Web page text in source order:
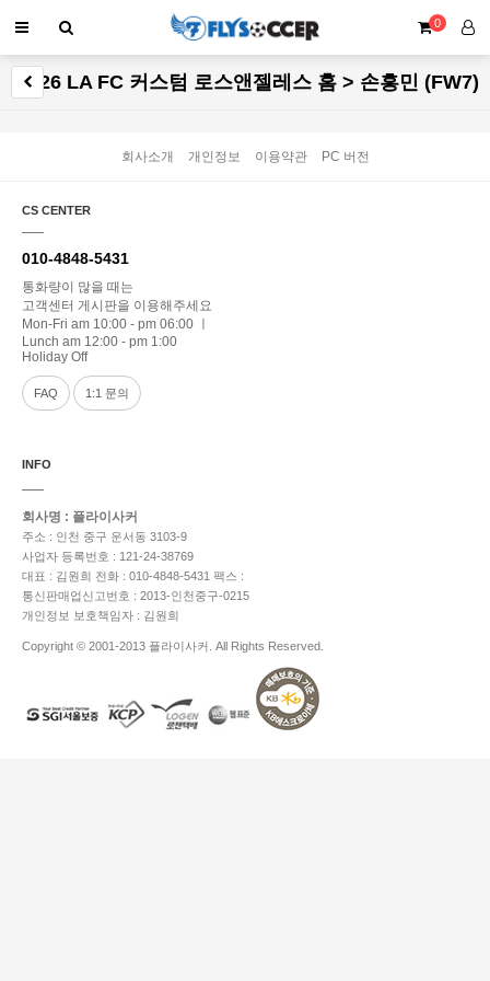
0
25-26 LA FC 커스텀 로스앤젤레스 홈 > 손흥민 (FW7)
회사소개 개인정보 이용약관 PC 버전
CS CENTER
010-4848-5431
통화량이 많을 때는
고객센터 게시판을 이용해주세요
Mon-Fri am 10:00 - pm 06:00 ㅣ
Lunch am 12:00 - pm 1:00
Holiday Off
FAQ 1:1 문의
INFO
회사명 : 플라이사커
주소 : 인천 중구 운서동 3103-9
사업자 등록번호 : 121-24-38769
대표 : 김원희 전화 : 010-4848-5431 팩스 :
통신판매업신고번호 : 2013-인천중구-0215
개인정보 보호책임자 : 김원희
Copyright © 2001-2013 플라이사커. All Rights Reserved.